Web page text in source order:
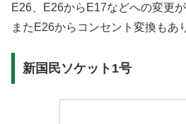
E26、E26からE17などへの変更が
またE26からコンセント変換もあ
新国民ソケット1号